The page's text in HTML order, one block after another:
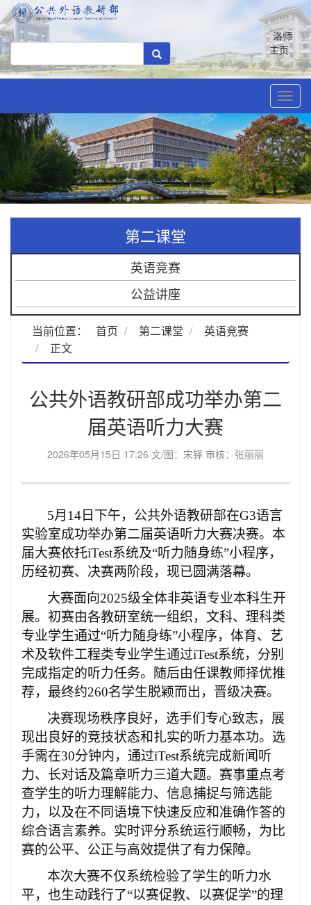
洛师
主页
第二课堂
英语竞赛
公益讲座
当前位置： 首页 第二课堂
英语竞赛
正文
公共外语教研部成功举办第二
届英语听力大赛
2026年05月15日 17:26 文/图：宋铎 审核：张丽丽
5月14日下午，公共外语教研部在G3语言
实验室成功举办第二届英语听力大赛决赛。本
届大赛依托iTest系统及“听力随身练”小程序，
历经初赛、决赛两阶段，现已圆满落幕。
大赛面向2025级全体非英语专业本科生开
展。初赛由各教研室统一组织，文科、理科类
专业学生通过“听力随身练”小程序，体育、艺
术及软件工程类专业学生通过iTest系统，分别
完成指定的听力任务。随后由任课教师择优推
荐，最终约260名学生脱颖而出，晋级决赛。
决赛现场秩序良好，选手们专心致志，展
现出良好的竞技状态和扎实的听力基本功。选
手需在30分钟内，通过iTest系统完成新闻听
力、长对话及篇章听力三道大题。赛事重点考
查学生的听力理解能力、信息捕捉与筛选能
力，以及在不同语境下快速反应和准确作答的
综合语言素养。实时评分系统运行顺畅，为比
赛的公平、公正与高效提供了有力保障。
本次大赛不仅系统检验了学生的听力水
平，也生动践行了“以赛促教、以赛促学”的理